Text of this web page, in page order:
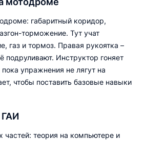
габаритный коридор,
торможение. Тут учат
газ и тормоз. Правая рукоятка –
подруливают. Инструктор гоняет
упражнения не лягут на
чтобы поставить базовые навыки
частей: теория на компьютере и